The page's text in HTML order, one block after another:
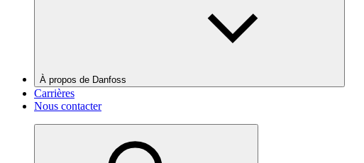
À propos de Danfoss
Carrières
Nous contacter